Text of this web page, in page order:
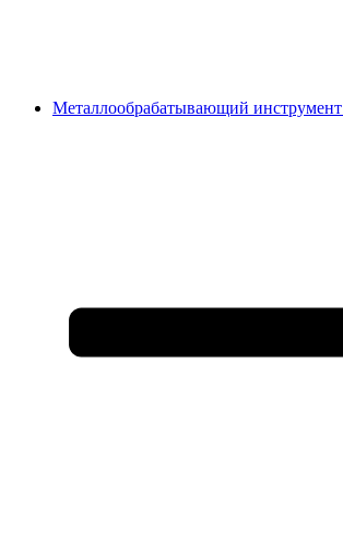
Металлообрабатывающий инструмент